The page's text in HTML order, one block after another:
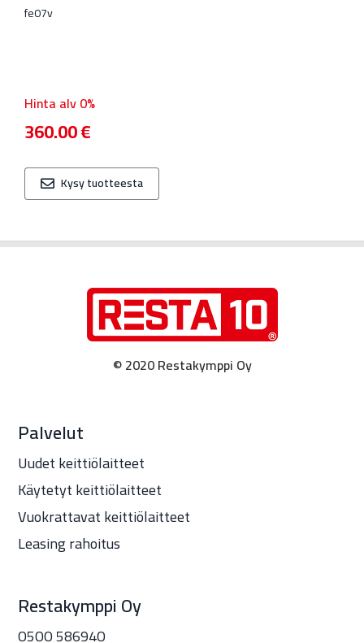
fe07v
Hinta alv 0%
360.00€
Kysy tuotteesta
© 2020 Restakymppi Oy
Palvelut
Uudet keittiölaitteet
Käytetyt keittiölaitteet
Vuokrattavat keittiölaitteet
Leasing rahoitus
Restakymppi Oy
O5OO 58694O